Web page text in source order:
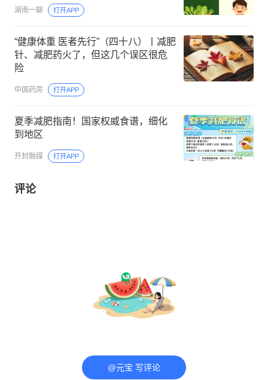
湖南一聊 打开APP
“健康体重 医者先行”（四十八）丨减肥
针、减肥药火了，但这几个误区很危
险
中国药房 打开APP
夏季减肥指南！国家权威食谱，细化
到地区
开封融媒 打开APP
评论
@元宝 写评论